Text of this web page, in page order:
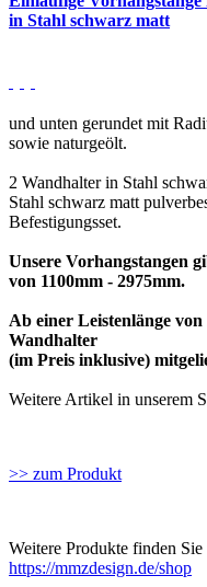
in Stahl schwarz matt
und unten gerundet mit
sowie naturgeölt.
2 Wandhalter in Stahl
Stahl schwarz matt
Befestigungsset.
Unsere Vorhangstangen
von 1100mm - 2975mm.
Ab einer Leistenlänge
Wandhalter
(im Preis inklusive)
Weitere Artikel in unserem
>> zum Produkt
Weitere Produkte finden Sie
https://mmzdesign.de/shop